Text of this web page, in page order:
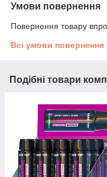
Умови повернення
Повернення товару
Всі умови повернення
Подібні товари